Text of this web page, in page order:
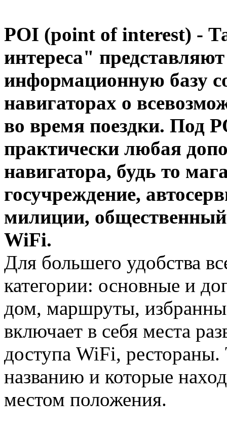
POI (point of interest) -
интереса"
информационную базу
навигаторах о
во время поездки. Под
практически любая
навигатора, будь то
госучреждение,
милиции, общественный
WiFi.
Для большего удобства
категории: основные и
дом, маршруты,
включает в себя места
доступа WiFi,
названию и которые
местом положения.